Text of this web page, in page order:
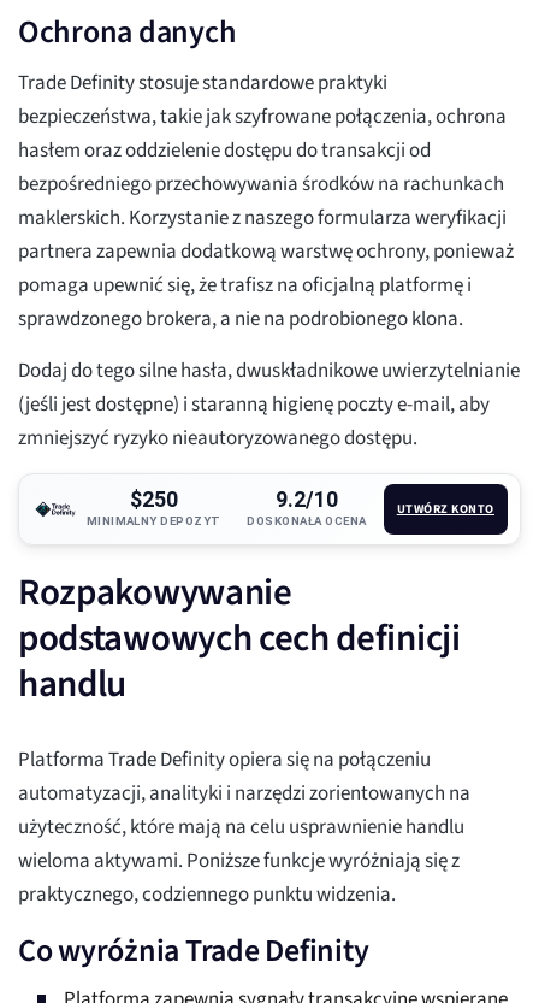
Ochrona danych
Trade Definity stosuje standardowe praktyki
bezpieczeństwa, takie jak szyfrowane połączenia, ochrona
hasłem oraz oddzielenie dostępu do transakcji od
bezpośredniego przechowywania środków na rachunkach
maklerskich. Korzystanie z naszego formularza weryfikacji
partnera zapewnia dodatkową warstwę ochrony, ponieważ
pomaga upewnić się, że trafisz na oficjalną platformę i
sprawdzonego brokera, a nie na podrobionego klona.
Dodaj do tego silne hasła, dwuskładnikowe uwierzytelnianie
(jeśli jest dostępne) i staranną higienę poczty e-mail, aby
zmniejszyć ryzyko nieautoryzowanego dostępu.
$250
MINIMALNY DEPOZYT
9.2/10
DOSKONAŁA OCENA
UTWÓRZ KONTO
Rozpakowywanie
podstawowych cech definicji
handlu
Platforma Trade Definity opiera się na połączeniu
automatyzacji, analityki i narzędzi zorientowanych na
użyteczność, które mają na celu usprawnienie handlu
wieloma aktywami. Poniższe funkcje wyróżniają się z
praktycznego, codziennego punktu widzenia.
Co wyróżnia Trade Definity